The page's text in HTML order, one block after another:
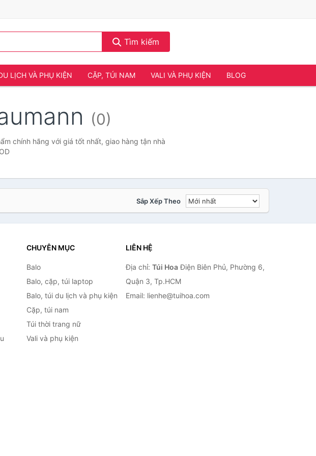
Tìm kiếm
LỊCH VÀ PHỤ KIỆN CẶP, TÚI NAM VALI VÀ PHỤ KIỆN BLOG
(0)
chính hãng với giá tốt nhất, giao hàng tận nhà
Sắp Xếp Theo
CHUYÊN MỤC
Balo
Balo, cặp, túi laptop
Balo, túi du lịch và phụ kiện
Cặp, túi nam
Túi thời trang nữ
Vali và phụ kiện
LIÊN HỆ
Địa chỉ: Túi HoaĐiện Biên Phủ, Phường 6,
Quận 3, Tp.HCM
Email: lienhe@tuihoa.com